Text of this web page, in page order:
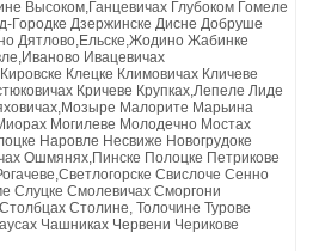
Высоком,Ганцевичах Глубоком Гомеле
Городке Дзержинске Дисне Добруше
Дятлово,Ельске,Жодино Жабинке
Ивацевичах
Клецке Климовичах Кличеве
Кричеве Крупках,Лепеле Лиде
Малорите Марьина
Могилеве Молодечно Мостах
Наровле Несвиже Новогрудоке
Ошмянях,Пинске Полоцке Петрикове
Свислоче Сенно
Слуцке Смолевичах Сморгони
Столине, Толочине Турове
Чашниках Червени Черикове